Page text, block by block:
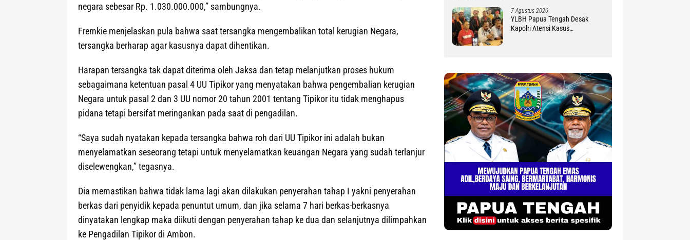
negara sebesar Rp. 1.030.000.000,” sambungnya.
Fremkie menjelaskan pula bahwa saat tersangka mengembalikan total kerugian Negara,
tersangka berharap agar kasusnya dapat dihentikan.
Harapan tersangka tak dapat diterima oleh Jaksa dan tetap melanjutkan proses hukum
sebagaimana ketentuan pasal 4 UU Tipikor yang menyatakan bahwa pengembalian kerugian
Negara untuk pasal 2 dan 3 UU nomor 20 tahun 2001 tentang Tipikor itu tidak menghapus
pidana tetapi bersifat meringankan pada saat di pengadilan.
“Saya sudah nyatakan kepada tersangka bahwa roh dari UU Tipikor ini adalah bukan
menyelamatkan seseorang tetapi untuk menyelamatkan keuangan Negara yang sudah terlanjur
diselewengkan,” tegasnya.
Dia memastikan bahwa tidak lama lagi akan dilakukan penyerahan tahap I yakni penyerahan
berkas dari penyidik kepada penuntut umum, dan jika selama 7 hari berkas-berkasnya
dinyatakan lengkap maka diikuti dengan penyerahan tahap ke dua dan selanjutnya dilimpahkan
ke Pengadilan Tipikor di Ambon.
7 Agustus 2026
YLBH Papua Tengah Desak
Kapolri Atensi Kasus